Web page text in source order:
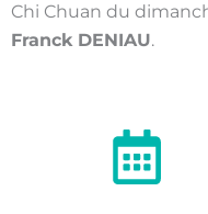
Chi Chuan du
Franck DENIAU.